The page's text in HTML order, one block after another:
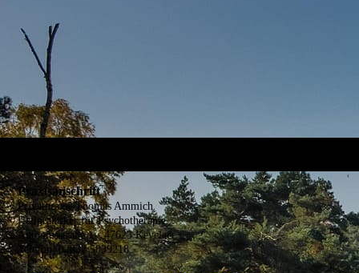
Praxisanschrift
Privatpraxis Thomas Ammich
Heilpraktiker für Psychotherapie
Antoniusstraße 1 · 47623 Kevelaer
Telefon: 02832 5039218